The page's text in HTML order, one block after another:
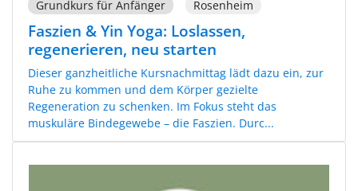
Grundkurs für Anfänger Rosenheim
Faszien & Yin Yoga: Loslassen,
regenerieren, neu starten
Dieser ganzheitliche Kursnachmittag lädt dazu ein, zur
Ruhe zu kommen und dem Körper gezielte
Regeneration zu schenken. Im Fokus steht das
muskuläre Bindegewebe – die Faszien. Durc...